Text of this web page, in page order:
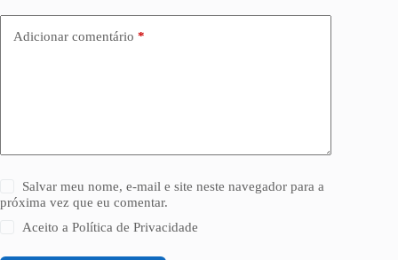
Adicionar comentário *
Salvar meu nome, e-mail e site neste navegador para a
próxima vez que eu comentar.
Aceito aPolítica de Privacidade